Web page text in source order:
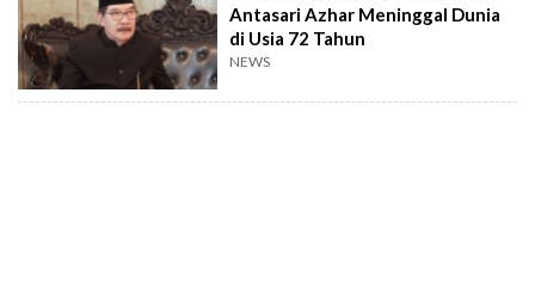
Antasari Azhar Meninggal Dunia
di Usia 72 Tahun
NEWS